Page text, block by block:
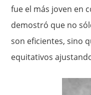
fue el más joven en
demostró que no
son eficientes, sino
equitativos